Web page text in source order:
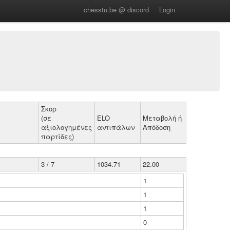
chesstu.be @ discord Login
Σκορ
(σε
αξιολογημένες
παρτίδες)
ELO
αντιπάλων
Μεταβολή ή
Απόδοση
3 / 7 1034.71
22.00
1
1
1
0